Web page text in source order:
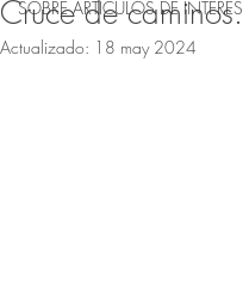
SOBRE ARTÍCULOS DE INTERÉS
Cruce de caminos.
Actualizado: 18 may 2024